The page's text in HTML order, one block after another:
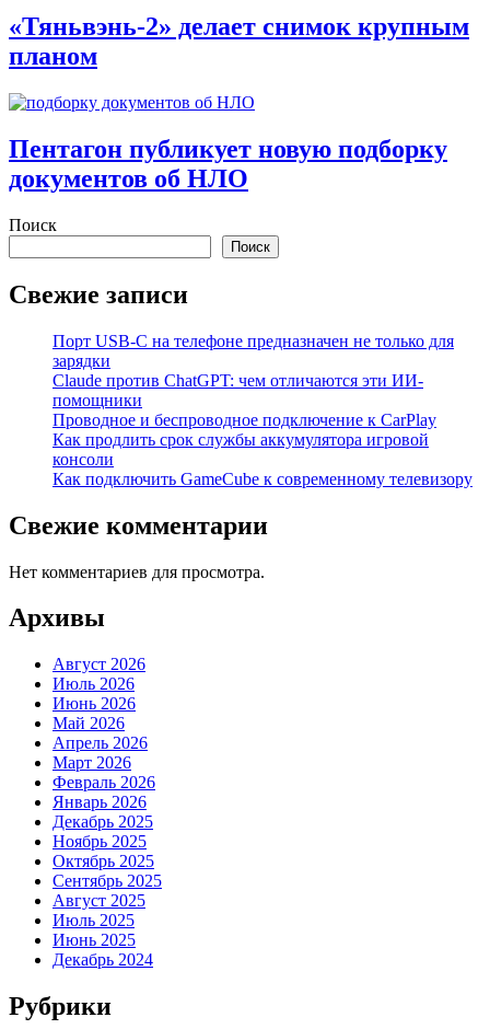
«Тяньвэнь-2» делает снимок крупным
планом
Пентагон публикует новую подборку
документов об НЛО
Поиск
Поиск
Свежие записи
Порт USB-C на телефоне предназначен не только для
зарядки
Claude против ChatGPT: чем отличаются эти ИИ-
помощники
Проводное и беспроводное подключение к CarPlay
Как продлить срок службы аккумулятора игровой
консоли
Как подключить GameCube к современному телевизору
Свежие комментарии
Нет комментариев для просмотра.
Архивы
Август 2026
Июль 2026
Июнь 2026
Май 2026
Апрель 2026
Март 2026
Февраль 2026
Январь 2026
Декабрь 2025
Ноябрь 2025
Октябрь 2025
Сентябрь 2025
Август 2025
Июль 2025
Июнь 2025
Декабрь 2024
Рубрики